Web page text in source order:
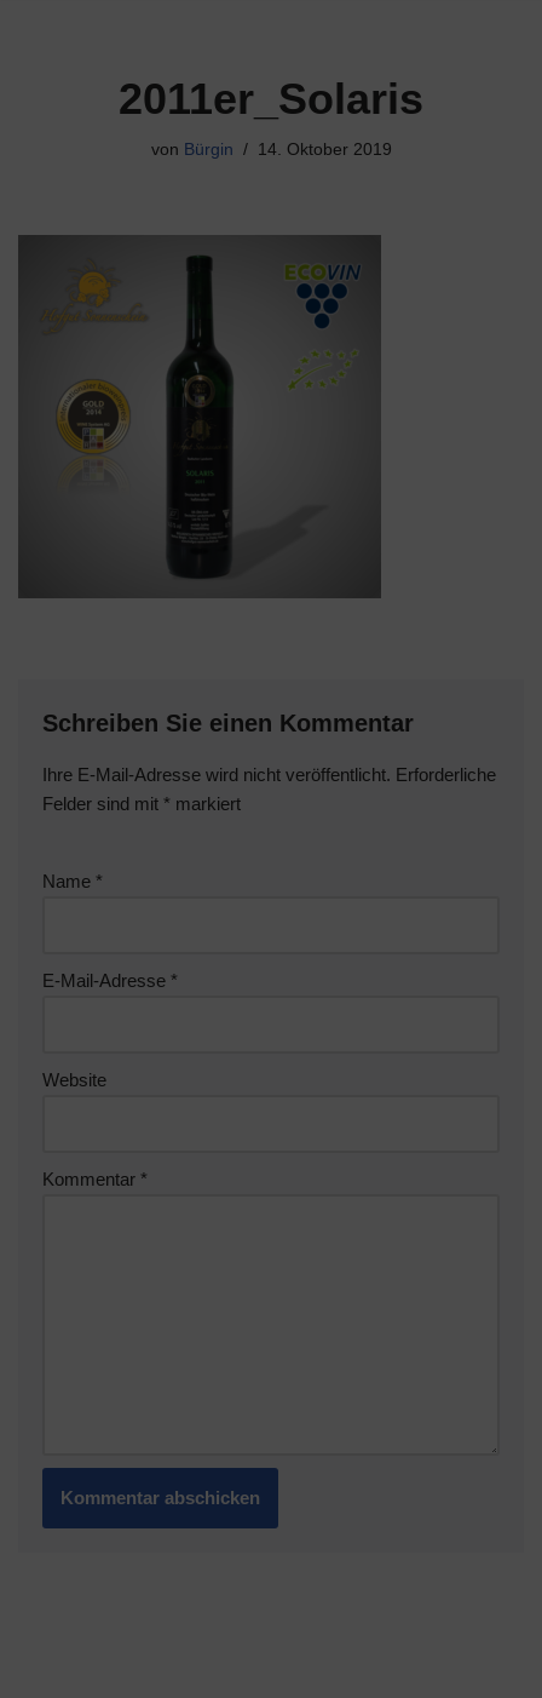
2011er_Solaris
von Bürgin 14. Oktober 2019
Schreiben Sie einen Kommentar
Ihre E-Mail-Adresse wird nicht veröffentlicht. Erforderliche
Felder sind mit * markiert
Name *
E-Mail-Adresse *
Website
Kommentar *